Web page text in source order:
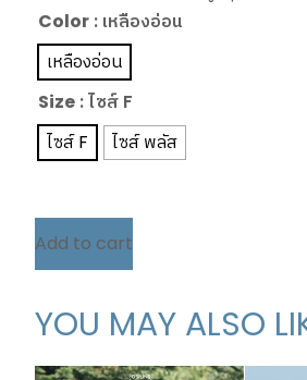
Color : เหลืองอ่อน
เหลืองอ่อน
Size : ไซส์ F
ไซส์ F
ไซส์ พลัส
Add to cart
YOU MAY ALSO